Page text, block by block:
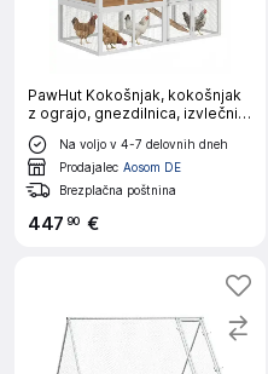
PawHut Kokošnjak, kokošnjak
z ograjo, gnezdilnica, izvlečni
pladenj, rjava
Na voljo v 4-7 delovnih dneh
Prodajalec Aosom DE
Brezplačna poštnina
447 90 €